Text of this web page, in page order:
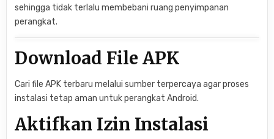
sehingga tidak terlalu membebani ruang penyimpanan
perangkat.
Download File APK
Cari file APK terbaru melalui sumber terpercaya agar proses
instalasi tetap aman untuk perangkat Android.
Aktifkan Izin Instalasi